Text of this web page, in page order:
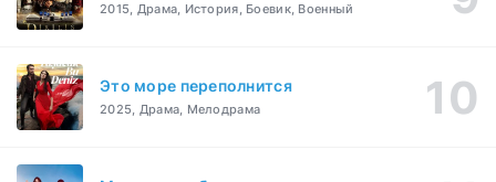
2015, Драма, История, Боевик, Военный
Это море переполнится
2025, Драма, Мелодрама